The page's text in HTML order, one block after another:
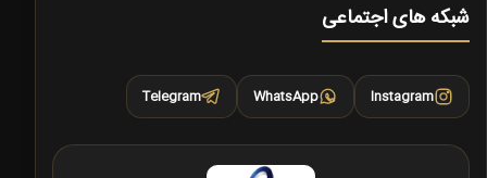
شبکه های اجتماعی
Instagram
WhatsApp
Telegram